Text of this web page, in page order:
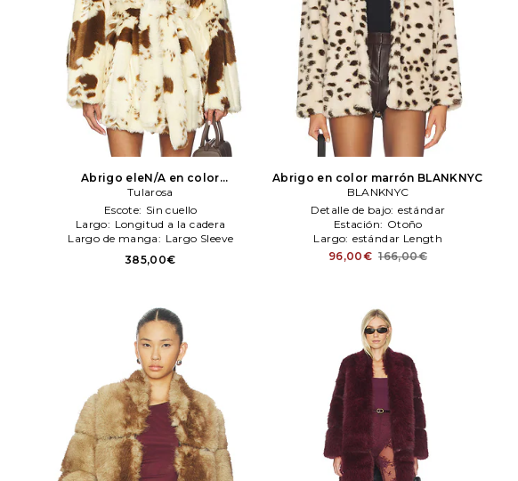
Abrigo eleN/A en color
Crema,Marrón Tularosa
Tularosa
Escote: Sin cuello
Largo: Longitud a la cadera
Largo de manga: Largo Sleeve
385,00€
Abrigo en color marrón BLANKNYC
BLANKNYC
Detalle de bajo: estándar
Estación: Otoño
Largo: estándar Length
96,00€ 166,00€